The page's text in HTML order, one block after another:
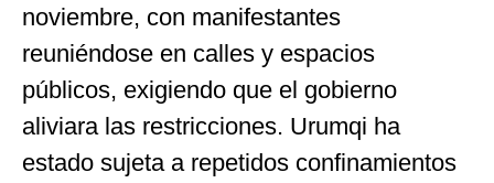
noviembre, con manifestantes
reuniéndose en calles y espacios
públicos, exigiendo que el gobierno
aliviara las restricciones. Urumqi ha
estado sujeta a repetidos confinamientos